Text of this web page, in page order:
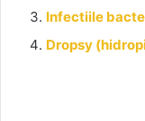
Infectiile
Dropsy